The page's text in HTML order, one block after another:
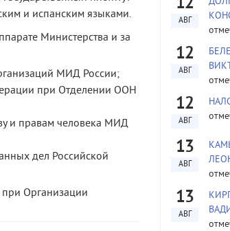
и испанским языками.
Министерства и за
МИД России;
при Отделении ООН
и правам человека МИД
дел Российской
Организации
12
АВГ
12
АВГ
12
АВГ
13
АВГ
13
АВГ